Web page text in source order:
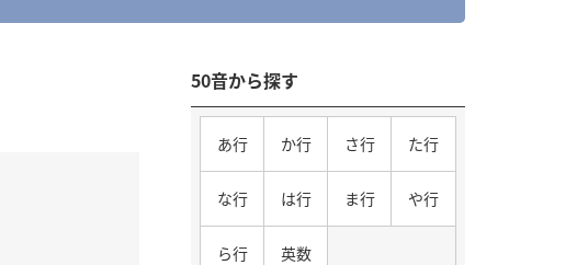
50音から探す
あ行 か行 さ行 た行
な行 は行 ま行 や行
ら行 英数